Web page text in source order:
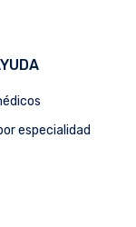
especialidad